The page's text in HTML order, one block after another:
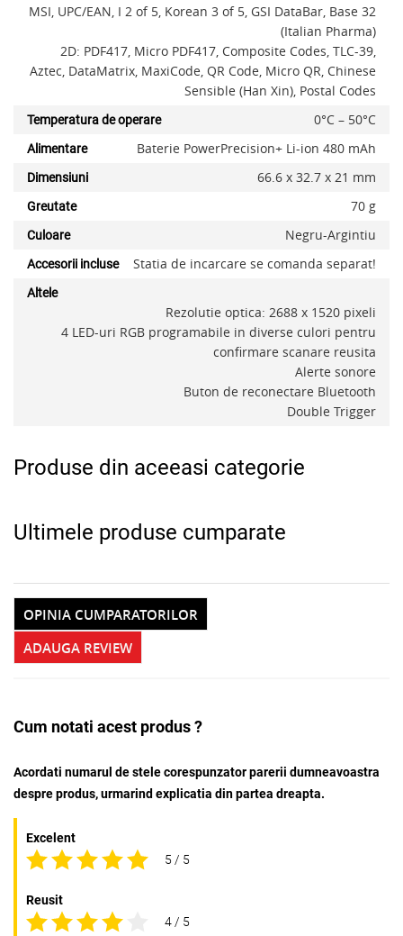
MSI, UPC/EAN, I 2 of 5, Korean 3 of 5, GSI DataBar, Base 32
(Italian Pharma)
2D: PDF417, Micro PDF417, Composite Codes, TLC-39,
Aztec, DataMatrix, MaxiCode, QR Code, Micro QR, Chinese
Sensible (Han Xin), Postal Codes
Temperatura de operare 0°C – 50°C
Alimentare Baterie PowerPrecision+ Li-ion 480 mAh
Dimensiuni 66.6 x 32.7 x 21 mm
Greutate 70 g
Culoare Negru-Argintiu
Accesorii incluse Statia de incarcare se comanda separat!
Altele
Rezolutie optica: 2688 x 1520 pixeli
4 LED-uri RGB programabile in diverse culori pentru
confirmare scanare reusita
Alerte sonore
Buton de reconectare Bluetooth
Double Trigger
Produse din aceeasi categorie
Ultimele produse cumparate
ADAUGA REVIEW
OPINIA CUMPARATORILOR
Cum notati acest produs ?
Acordati numarul de stele corespunzator parerii dumneavoastra
despre produs, urmarind explicatia din partea dreapta.
Excelent
5 / 5
Reusit
4 / 5
Alerta stoc